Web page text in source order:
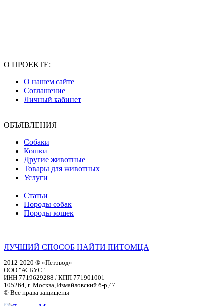
О ПРОЕКТЕ:
О нашем сайте
Соглашение
Личный кабинет
ОБЪЯВЛЕНИЯ
Собаки
Кошки
Другие животные
Товары для животных
Услуги
Статьи
Породы собак
Породы кошек
ЛУЧШИЙ СПОСОБ НАЙТИ ПИТОМЦА
2012-2020 ® «Петовод»
ООО "АСБУС"
ИНН 7719629288 / КПП 771901001
105264, г. Москва, Измайловский б-р,47
© Все права защищены